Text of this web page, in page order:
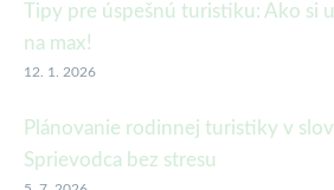
Tipy pre úspešnú turistiku: Ako si
na max!
12. 1. 2026
Plánovanie rodinnej turistiky v
Sprievodca bez stresu